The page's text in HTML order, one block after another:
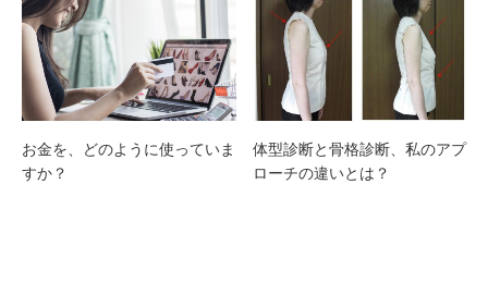
お金を、どのように使っていま
すか？
体型診断と骨格診断、私のアプ
ローチの違いとは？